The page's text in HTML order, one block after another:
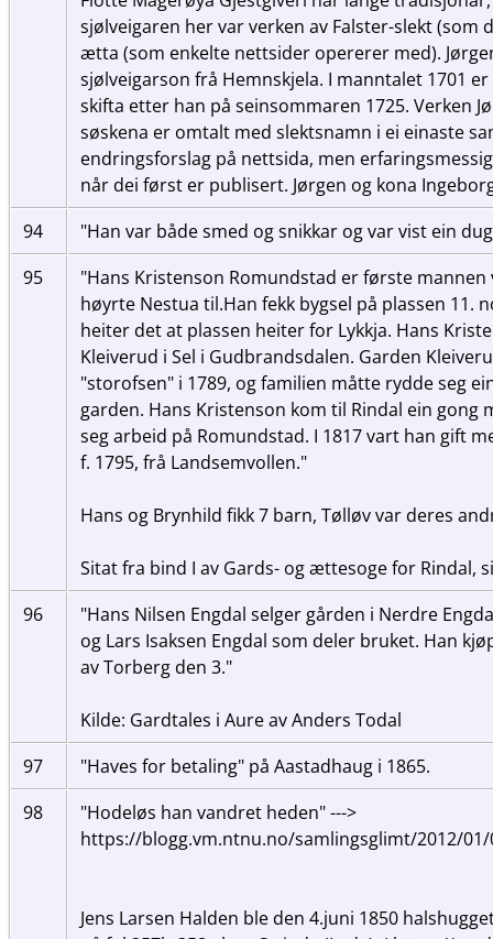
sjølveigaren her var verken av Falster-slekt
ætta (som enkelte nettsider opererer med).
sjølveigarson frå Hemnskjela. I manntalet 1701
skifta etter han på seinsommaren 1725. Verken
søskena er omtalt med slektsnamn i ei einaste
endringsforslag på nettsida, men
når dei først er publisert. Jørgen og kona
94
"Han var både smed og snikkar og var vist ein
95
"Hans Kristenson Romundstad er første
høyrte Nestua til.Han fekk bygsel på plassen 11.
heiter det at plassen heiter for Lykkja. Hans
Kleiverud i Sel i Gudbrandsdalen. Garden
"storofsen" i 1789, og familien måtte rydde seg
garden. Hans Kristenson kom til Rindal ein gong
seg arbeid på Romundstad. I 1817 vart han gift
f. 1795, frå Landsemvollen."
Hans og Brynhild fikk 7 barn, Tølløv var deres
Sitat fra bind I av Gards- og ættesoge for Rindal,
96
"Hans Nilsen Engdal selger gården i Nerdre
og Lars Isaksen Engdal som deler bruket. Han
av Torberg den 3."
Kilde: Gardtales i Aure av Anders Todal
97
"Haves for betaling" på Aastadhaug i 1865.
98
"Hodeløs han vandret heden" --->
https://blogg.vm.ntnu.no/samlingsglimt/2012/
Jens Larsen Halden ble den 4.juni 1850